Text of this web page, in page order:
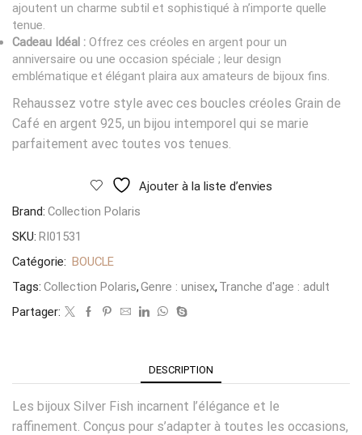
ajoutent un charme subtil et sophistiqué à n’importe quelle
tenue.
Cadeau Idéal : Offrez ces créoles en argent pour un
anniversaire ou une occasion spéciale ; leur design
emblématique et élégant plaira aux amateurs de bijoux fins.
Rehaussez votre style avec ces boucles créoles Grain de
Café en argent 925, un bijou intemporel qui se marie
parfaitement avec toutes vos tenues.
Ajouter à la liste d’envies
Brand: Collection Polaris
SKU: RI01531
Catégorie: BOUCLE
Tags: Collection Polaris,Genre : unisex, Tranche d'age : adult
Partager:
DESCRIPTION
Les bijoux Silver Fish incarnent l’élégance et le
raffinement. Conçus pour s’adapter à toutes les occasions,